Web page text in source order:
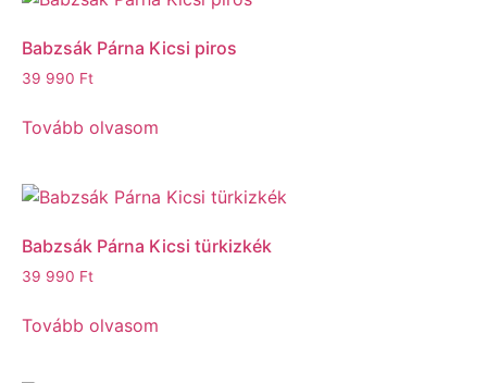
Babzsák Párna Kicsi piros
39 990 Ft
Tovább olvasom
Babzsák Párna Kicsi türkizkék
39 990 Ft
Tovább olvasom